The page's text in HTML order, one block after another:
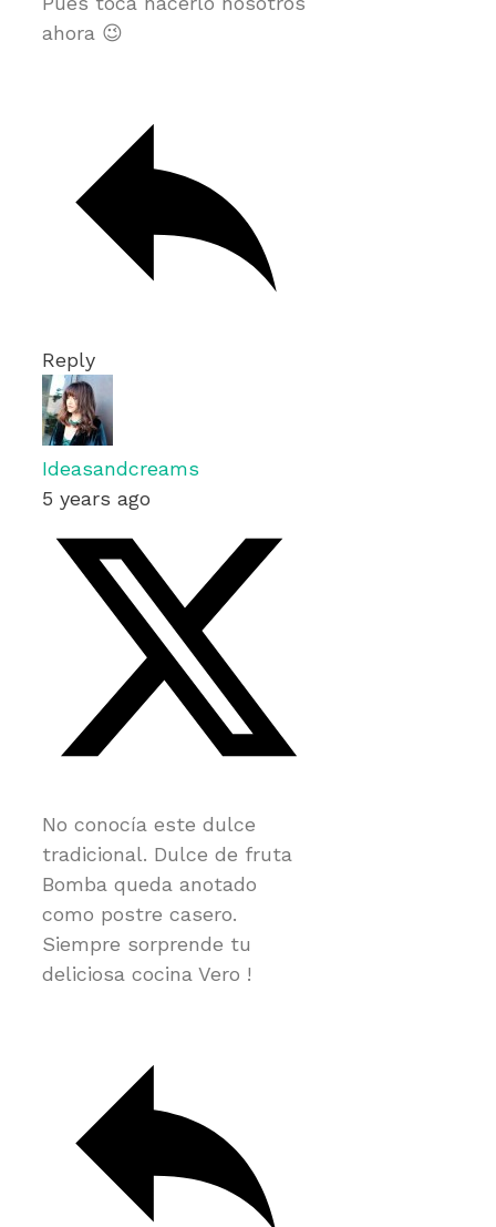
ahora 😉
Reply
Ideasandcreams
5 years ago
No conocía este dulce
tradicional. Dulce de fruta
Bomba queda anotado
como postre casero.
Siempre sorprende tu
deliciosa cocina Vero !